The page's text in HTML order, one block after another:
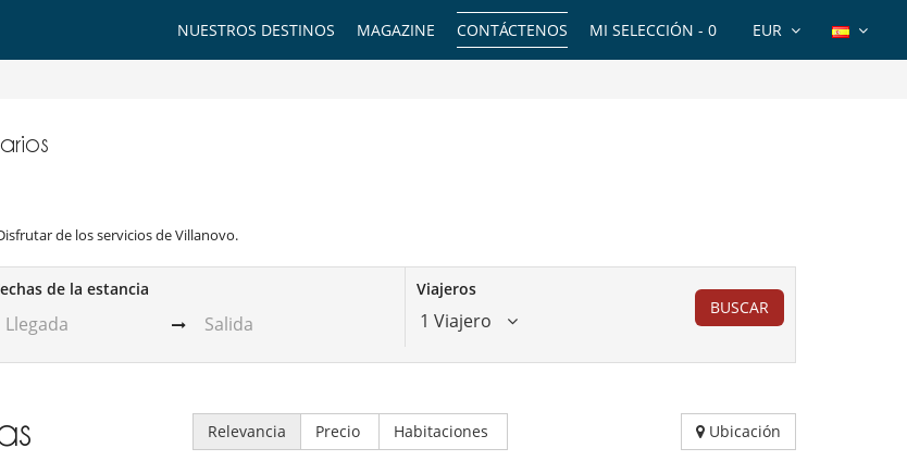
EUR
MI SELECCIÓN - 0
CONTÁCTENOS
MAGAZINE
NUESTROS DESTINOS
de los servicios de Villanovo.
de la estancia Viajeros
1 Viajero
BUSCAR
Relevancia Precio Habitaciones Ubicación